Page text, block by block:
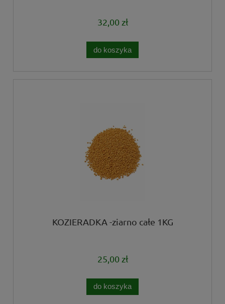
32,00 zł
do koszyka
KOZIERADKA -ziarno całe 1KG
25,00 zł
do koszyka